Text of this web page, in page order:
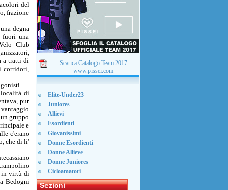
del
frazione
degna
fuori una
Club
a tratti di
corridori,
località di
pur
gruppo
e
c'erano
che di li'
in virtù di
Bedogni
Scarica Catalogo Team 2017
www.pissei.com
Elite-Under23
Juniores
Allievi
Esordienti
Giovanissimi
Donne Esordienti
Donne Allieve
Donne Juniores
Cicloamatori
Sezioni